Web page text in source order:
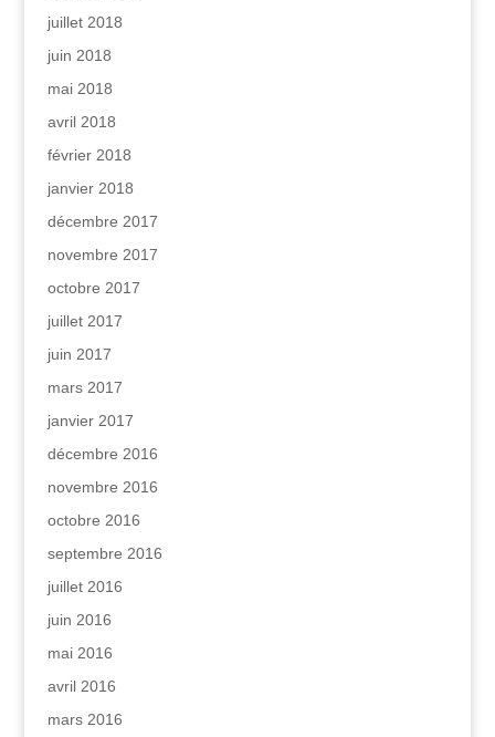
juillet 2018
juin 2018
mai 2018
avril 2018
février 2018
janvier 2018
décembre 2017
novembre 2017
octobre 2017
juillet 2017
juin 2017
mars 2017
janvier 2017
décembre 2016
novembre 2016
octobre 2016
septembre 2016
juillet 2016
juin 2016
mai 2016
avril 2016
mars 2016